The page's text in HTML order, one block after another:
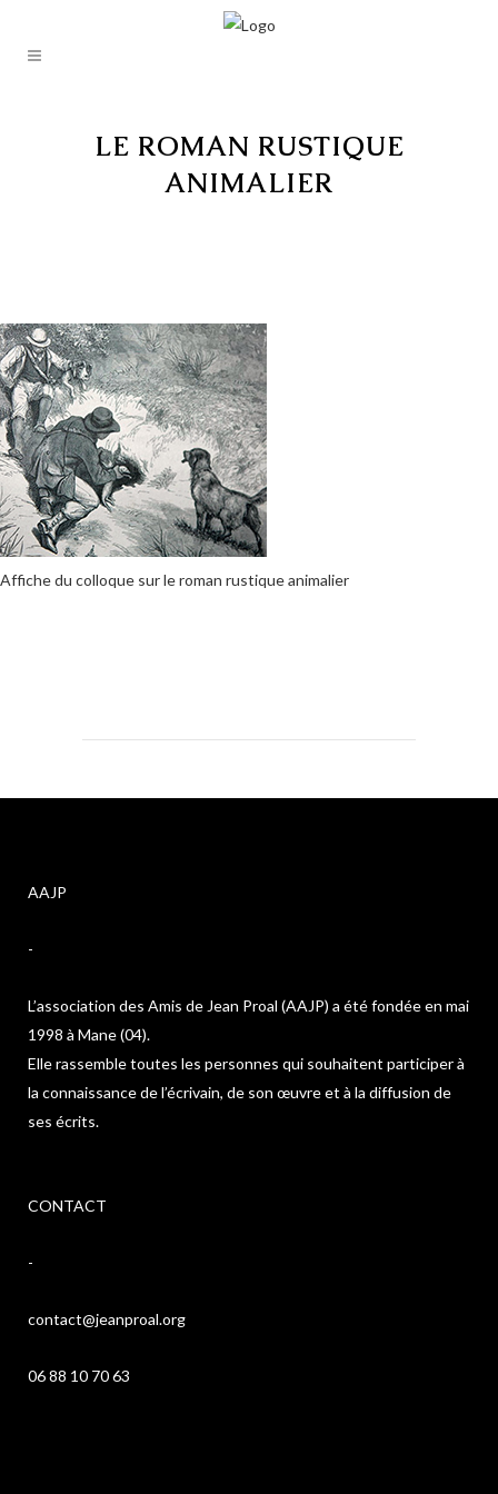
LE ROMAN RUSTIQUE
ANIMALIER
Affiche du colloque sur le roman rustique animalier
AAJP
-
L’association des Amis de Jean Proal (AAJP) a été fondée en mai
1998 à Mane (04).
Elle rassemble toutes les personnes qui souhaitent participer à
la connaissance de l’écrivain, de son œuvre et à la diffusion de
ses écrits.
CONTACT
-
contact@jeanproal.org
06 88 10 70 63